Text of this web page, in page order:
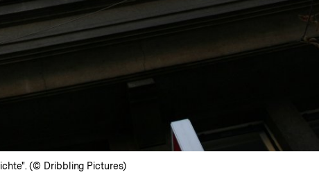
(© Dribbling Pictures)